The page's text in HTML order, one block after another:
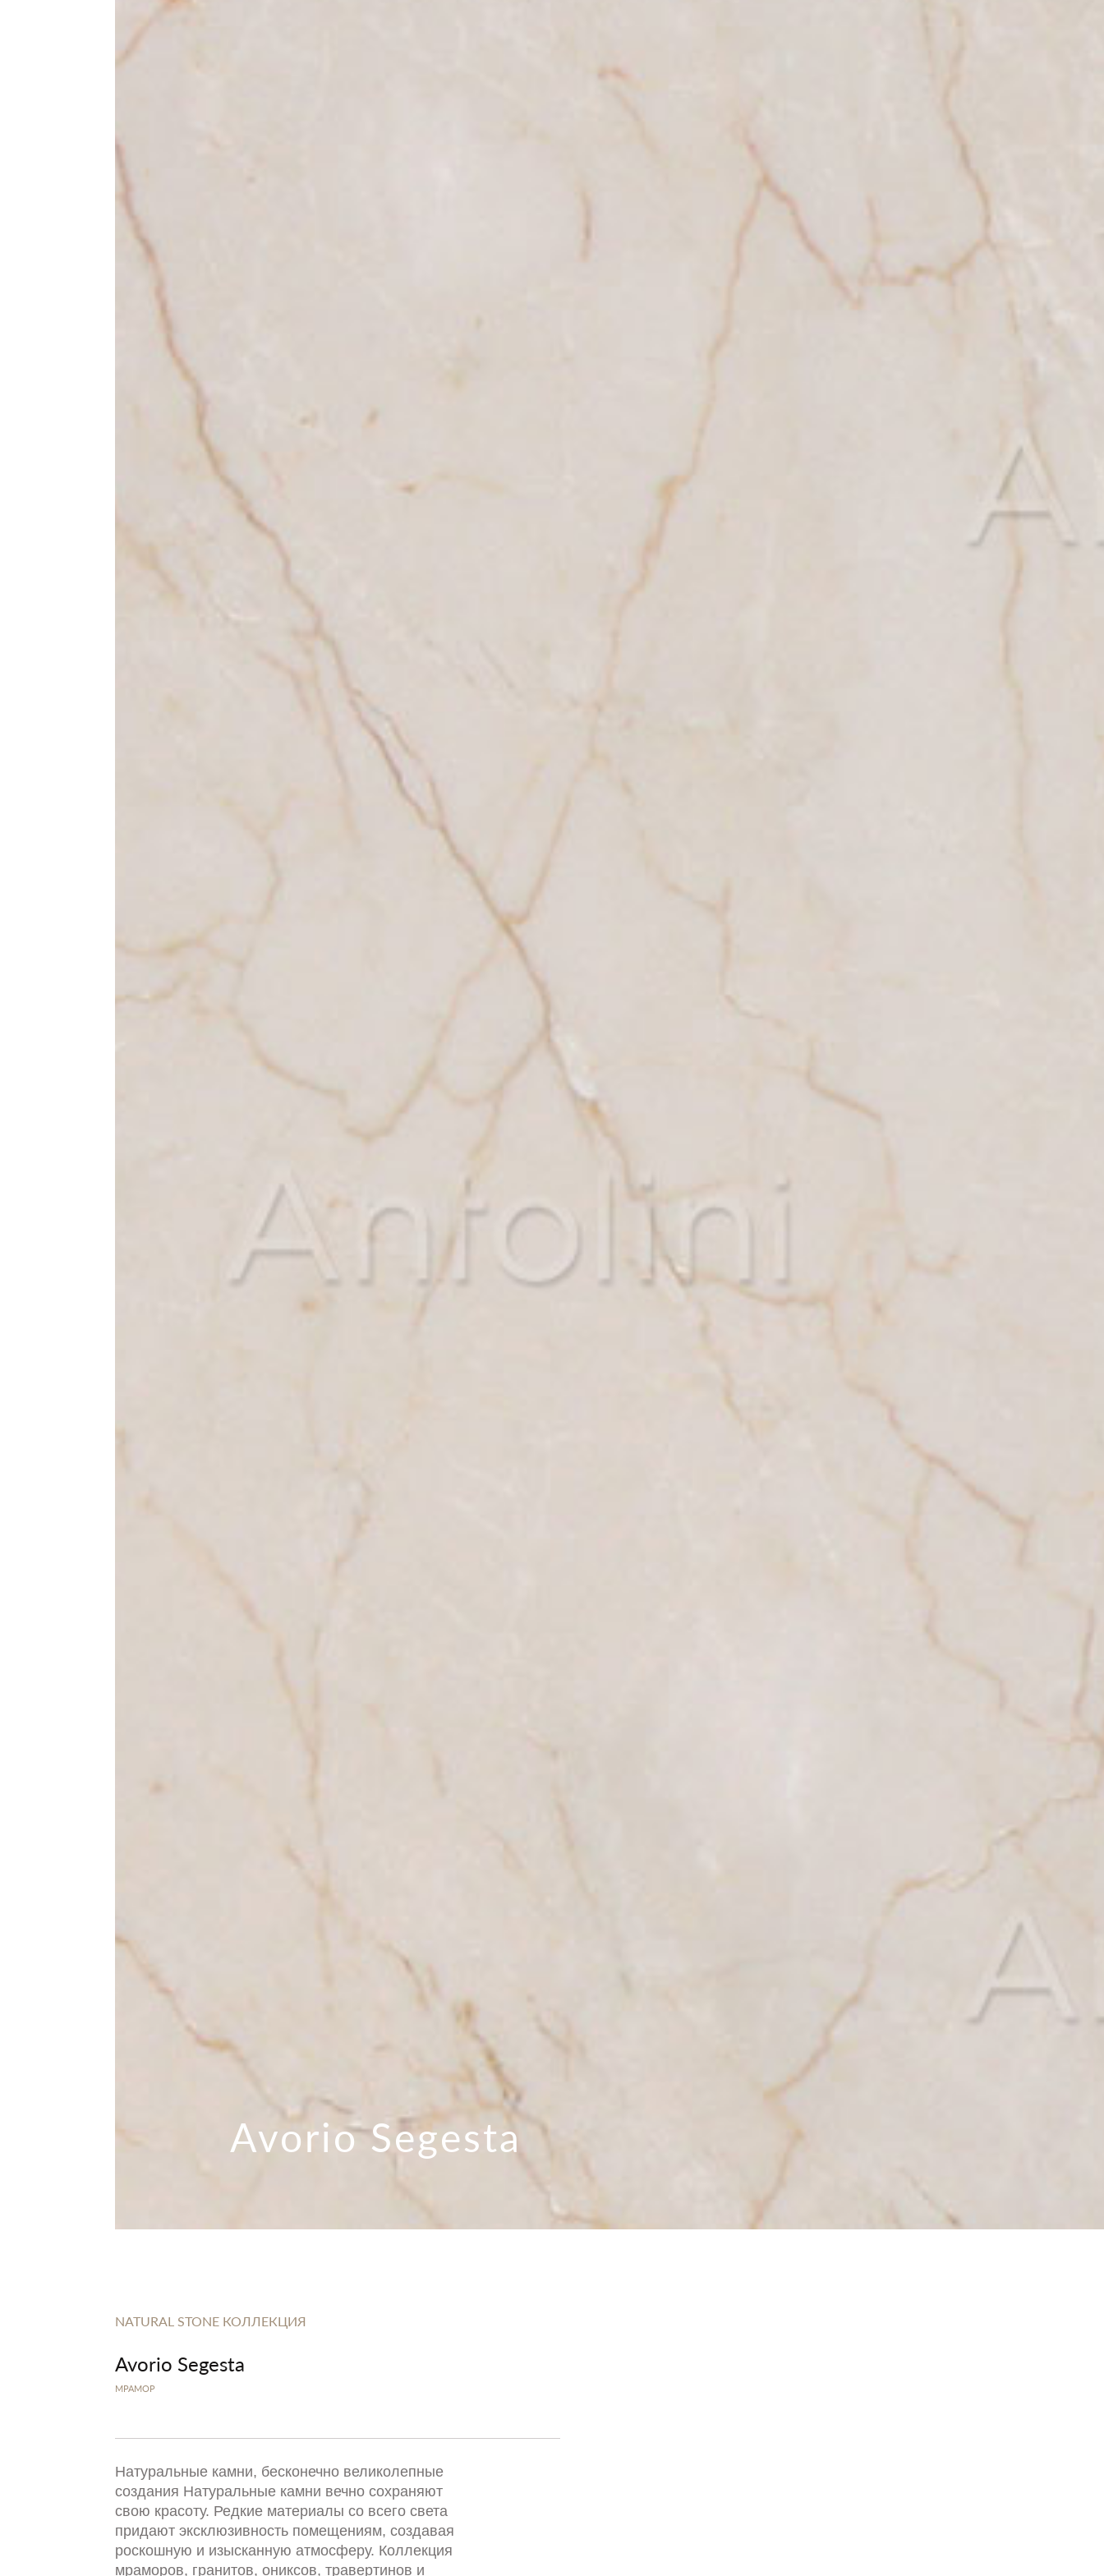
Avorio Segesta
NATURAL STONE КОЛЛЕКЦИЯ
Avorio Segesta
МРАМОР
Натуральные камни, бесконечно великолепные
создания Натуральные камни вечно сохраняют
свою красоту. Редкие материалы со всего света
придают эксклюзивность помещениям, создавая
роскошную и изысканную атмосферу. Коллекция
мраморов, гранитов, ониксов, травертинов и